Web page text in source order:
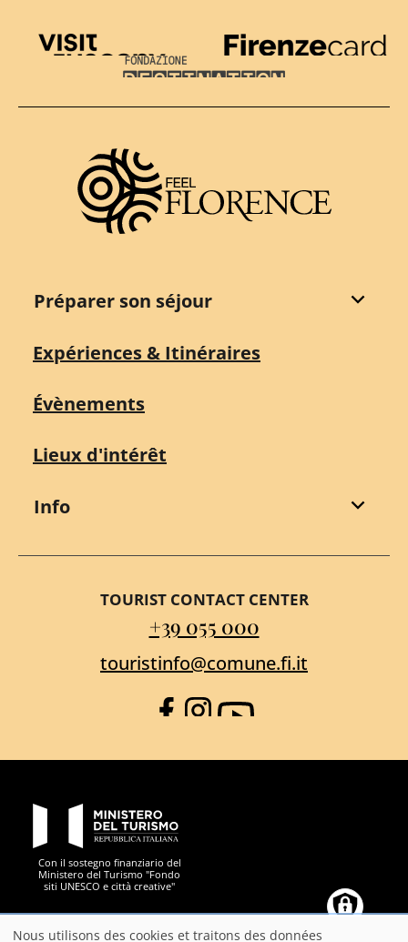
Visit Tuscany
Firenze Card
Destination Florence
Préparer son séjour
Expériences & Itinéraires
Évènements
Lieux d'intérêt
Info
TOURIST CONTACT CENTER
+39 055 000
touristinfo@comune.fi.it
Facebook
Instagram
YouTube
Con il sostegno finanziario del
Ministero del Turismo "Fondo
siti UNESCO e città creative"
Città Metropolitana
Nous utilisons des cookies et traitons des données